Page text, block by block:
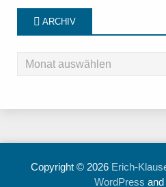
ARCHIV
Copyright © 2026 Erich-
WordPress and